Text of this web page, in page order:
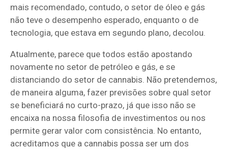
mais recomendado, contudo, o setor de óleo e gás
não teve o desempenho esperado, enquanto o de
tecnologia, que estava em segundo plano, decolou.
Atualmente, parece que todos estão apostando
novamente no setor de petróleo e gás, e se
distanciando do setor de cannabis. Não pretendemos,
de maneira alguma, fazer previsões sobre qual setor
se beneficiará no curto-prazo, já que isso não se
encaixa na nossa filosofia de investimentos ou nos
permite gerar valor com consistência. No entanto,
acreditamos que a cannabis possa ser um dos